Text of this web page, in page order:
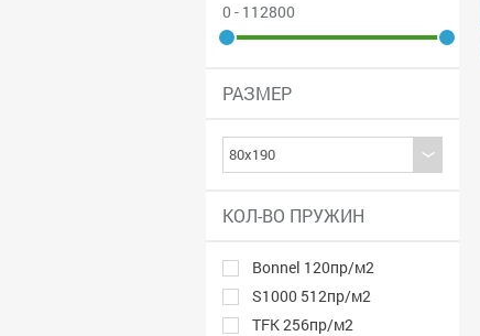
0 - 112800
РАЗМЕР
КОЛ-ВО ПРУЖИН
Bonnel 120пр/м2
S1000 512пр/м2
TFK 256пр/м2